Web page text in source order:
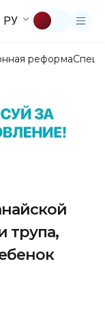
РУ
реформа
трупа,